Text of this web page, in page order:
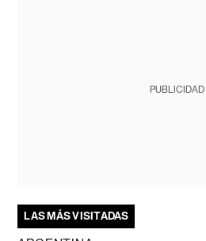
PUBLICIDAD
LAS MÁS VISITADAS